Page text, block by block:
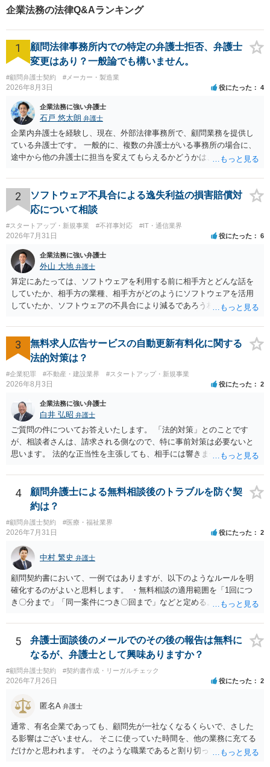
面談は、大阪の店舗の店長と、ベリーベスト法律事務所の大阪オフィスの担
当弁護士とで対応することとなりました。 交渉の場では、担当弁護士から、
分については、会社としてXさんの労働時間と認めることはできないから、X
さんが、労働基準監督署に相談したとしても、同じ説明をするし、裁判所で
法的手続を取ったとしても、同じ説明をしていくと話をしました。 この時
は、Xさんは、労働基準監督署や知り合いの弁護士と相談すると言って帰りま
したが、1週間ほどたった頃、Xさんから、大阪オフィスの担当弁護士に連絡
ましたので、Xさんと当社とで当社の認める残業代を支払うことと、Xさんは
それ以上の請求をしない旨の合意書を交わし、本件は円満に解決しました。
企業法務の法律Q&Aランキング
1
顧問法律事務所内での特定の弁護士拒否、弁護士
変更はあり？一般論でも構いません。
#顧問弁護士契約 #メーカー・製造業
2026年8月3日 役にたった 4
企業法務に強い弁護士
石戸 悠太朗 弁護士
企業内弁護士を経験し、現在、外部法律事務所で、顧問業務を提供し
ている弁護士です。 一般的に、複数の弁護士がいる事務所の場合に、
途中から他の弁護士に担当を変えてもらえるかどうかは、当該事務所
が不満を抱いている弁護士を担当にすることは望ましくないため、別
の弁護士に変更するのが通常でしょう。それでも、担当弁護士を変え
てくれない場合は、他の弁護士の担当案件が一般で担当を変えられな
いなどの事情があるかと思います。 担当弁護士が変わらず、仕事内容
も改善されない場合には、決済権限を持つ上司に相談し、顧問契約自
体を見直すのが一番かと思います。
2
ソフトウェア不具合による逸失利益の損害賠償対
応について相談
#スタートアップ・新規事業 #不祥事対応 #IT・通信業界
2026年7月31日 役にたった 6
企業法務に強い弁護士
外山 大地 弁護士
算定にあたっては、ソフトウェアを利用する前に相手方とどんな話を
していたか、相手方の業種、相手方がどのようにソフトウェアを活用
していたか、ソフトウェアの不具合により減るであろう相手方の将来
ます。 すでに王先生からも回答されている通り、最寄りの弁護士に相
談されることをお勧めします。
3
無料求人広告サービスの自動更新有料化に関する
法的対策は？
#企業犯罪 #不動産・建設業界 #スタートアップ・新規事業
2026年8月3日 役にたった 2
企業法務に強い弁護士
白井 弘昭 弁護士
ご質問の件についてお答えいたします。 「法的対策」とのことです
が、相談者さんは、請求される側なので、特に事前対策は必要ないと
思います。 法的な正当性を主張しても、相手には響きません。そもそ
的手段として裁判（おそらく少額訴訟）をするかどうかの問題ですの
で、訴訟を提起してきたら粛々と対応することになります。 少額訴訟
は、１人（１社）年間１０回までしかできないので、こちらが毅然と
支払いを拒否すれば、少額訴訟を提起する可能性は、低いものと思わ
れます。 ただ、裁判を東京などの遠隔地で起こされますと、対応する
だけで費用がかかりますので、難しいところです。 当事者での対応で
すと、押し負けて支払うかもと考えますので、弁護士に依頼するなど
して対応をすれば、より裁判をしてくる可能性は減りますが、当然費
用がかかります。 毅然と拒否して後は裁判するならしてくださいの対
応、弁護士に依頼して同様の対応、裁判してきたら、従業員にて粛々
と対応のどれかを選択することになります。 以上、ご参考まで。
4
顧問弁護士による無料相談後のトラブルを防ぐ契
約は？
#顧問弁護士契約 #医療・福祉業界
2026年7月31日 役にたった 2
中村 繁史 弁護士
顧問契約書において、一例ではありますが、以下のようなルールを明
確化するのがよいと思料します。 ・無料相談の適用範囲を「1回につ
き〇分まで」「同一案件につき〇回まで」などと定める。 ・無料相談
ず、継続して対応する場合は「個別受任（有料契約）」が必要であ
る。 ・無料相談から個別の事件処理へ移行する場合は、弁護士と従業
員との間で必ず個別の委任契約書を締結し、着手金や報酬等の費用体
系を事前に明示する手続を義務付ける。 相談料が無料であっても、法
律相談という法的サービスを提供する以上、弁護士は善良な管理者の
注意をもって対応する義務（善管注意義務）を負うものと思料しま
す。したがって、著しく不誠実な対応、放置、あるいは誤った不当な
回答を繰り返したような場合には、弁護士法上の誠実義務違反や品位
保持違反（弁護士法56条1項）として、弁護士会の懲戒対象となり得る
との理解でよいと考えます。 新たな法律事務所を探す手段について
は、このウェブサイトで探す方法のほか、弁護士会や法律事務所に直
5
弁護士面談後のメールでのその後の報告は無料に
なるが、弁護士として興味ありますか？
#顧問弁護士契約 #契約書作成・リーガルチェック
2026年7月26日 役にたった 2
匿名A 弁護士
通常、有名企業であっても、顧問先が一社なくなるくらいで、さした
る影響はございません。 そこに使っていた時間を、他の業務に充てる
だけかと思われます。 そのような職業であると割り切ってご相談され